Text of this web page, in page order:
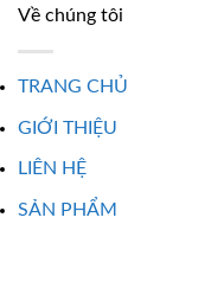
Về chúng tôi
TRANG CHỦ
GIỚI THIỆU
LIÊN HỆ
SẢN PHẨM